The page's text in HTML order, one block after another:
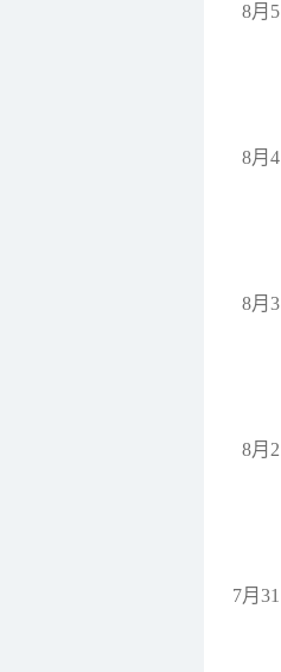
8月5
8月4
8月3
8月2
7月31